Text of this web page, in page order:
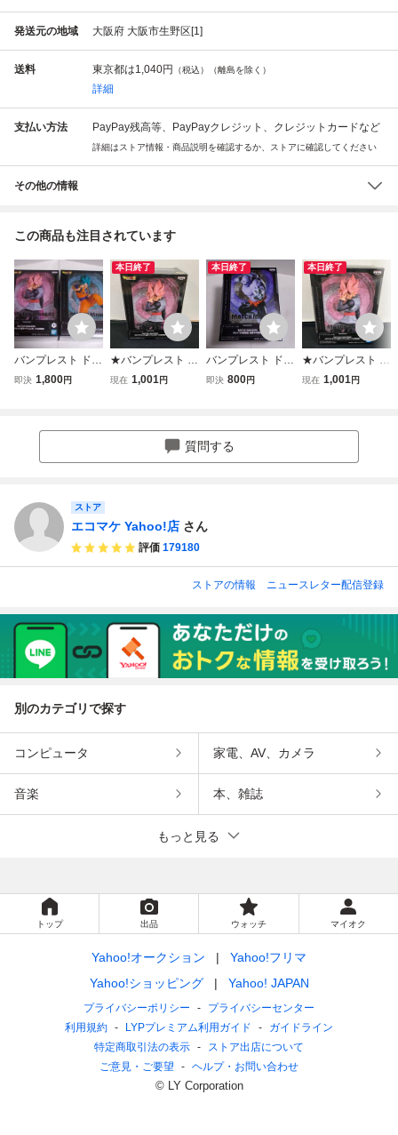
発送元の地域 大阪府 大阪市生野区[1]
送料 東京都は1,040円 （税込）（離島を除く）
詳細
支払い方法 PayPay残高等、PayPayクレジット、クレジットカードなど
詳細はストア情報・商品説明を確認するか、ストアに確認してください
その他の情報
この商品も注目されています
バンプレスト ドラ
ゴンボール超 MAT
即決 1,800円
本日終了
★バンプレスト ゴ
クウブラック ドラ
イヤ人ロゼ-(VS孫
悟空) 未開封
現在 1,001円
本日終了
バンプレスト ドラ
ゴンボール超 MAT
ュア
即決 800円
本日終了
★バンプレスト ゴ
クウブラック ドラ
現在 1,001円
質問する
ストア
エコマケ Yahoo!店 さん
評価 179180
ストアの情報 ニュースレター配信登録
別のカテゴリで探す
コンピュータ 家電、AV、カメラ
音楽 本、雑誌
もっと見る
トップ 出品 ウォッチ マイオク
Yahoo!オークション
Yahoo!フリマ
Yahoo!ショッピング
Yahoo! JAPAN
プライバシーポリシー
プライバシーセンター
利用規約
LYPプレミアム利用ガイド
ガイドライン
特定商取引法の表示
ストア出店について
ご意見・ご要望
ヘルプ・お問い合わせ
© LY Corporation